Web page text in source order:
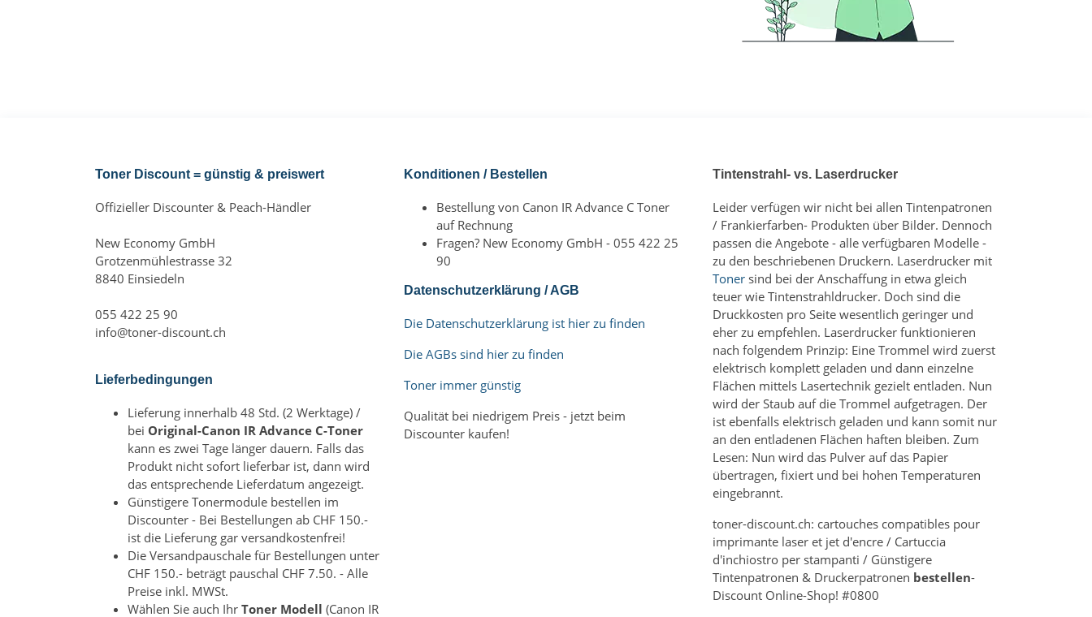
Toner Discount = günstig & preiswert
Offizieller Discounter & Peach-Händler
New Economy GmbH
Grotzenmühlestrasse 32
8840 Einsiedeln
055 422 25 90
info@toner-discount.ch
Lieferbedingungen
Lieferung innerhalb 48 Std. (2 Werktage) /
bei Original-Canon IR Advance C-Toner
kann es zwei Tage länger dauern. Falls das
Produkt nicht sofort lieferbar ist, dann wird
das entsprechende Lieferdatum angezeigt.
Günstigere Tonermodule bestellen im
Discounter - Bei Bestellungen ab CHF 150.-
ist die Lieferung gar versandkostenfrei!
Die Versandpauschale für Bestellungen unter
CHF 150.- beträgt pauschal CHF 7.50. - Alle
Preise inkl. MWSt.
Wählen Sie auch Ihr Toner Modell (Canon IR
Konditionen / Bestellen
Bestellung von Canon IR Advance C Toner
auf Rechnung
Fragen? New Economy GmbH - 055 422 25
90
Datenschutzerklärung / AGB
Die Datenschutzerklärung ist hier zu finden
Die AGBs sind hier zu finden
Toner immer günstig
Qualität bei niedrigem Preis - jetzt beim
Discounter kaufen!
Tintenstrahl- vs. Laserdrucker
Leider verfügen wir nicht bei allen Tintenpatronen
/ Frankierfarben- Produkten über Bilder. Dennoch
passen die Angebote - alle verfügbaren Modelle -
zu den beschriebenen Druckern. Laserdrucker mit
Toner sind bei der Anschaffung in etwa gleich
teuer wie Tintenstrahldrucker. Doch sind die
Druckkosten pro Seite wesentlich geringer und
eher zu empfehlen. Laserdrucker funktionieren
nach folgendem Prinzip: Eine Trommel wird zuerst
elektrisch komplett geladen und dann einzelne
Flächen mittels Lasertechnik gezielt entladen. Nun
wird der Staub auf die Trommel aufgetragen. Der
ist ebenfalls elektrisch geladen und kann somit nur
an den entladenen Flächen haften bleiben. Zum
Lesen: Nun wird das Pulver auf das Papier
übertragen, fixiert und bei hohen Temperaturen
eingebrannt.
toner-discount.ch: cartouches compatibles pour
imprimante laser et jet d'encre / Cartuccia
d'inchiostro per stampanti / Günstigere
Tintenpatronen & Druckerpatronen bestellen-
Discount Online-Shop! #0800